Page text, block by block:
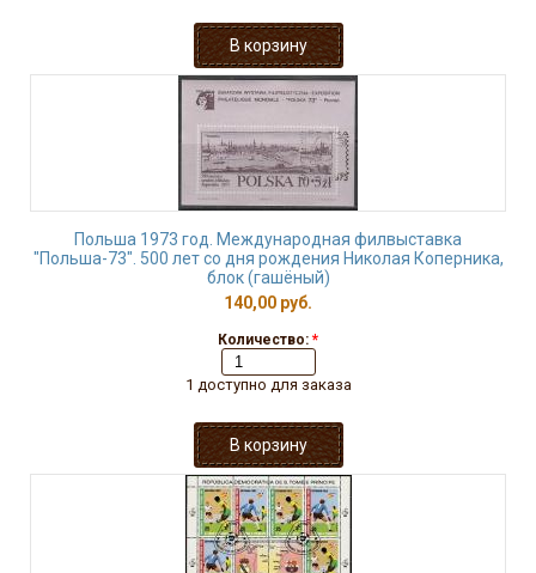
Польша 1973 год. Международная филвыставка
"Польша-73". 500 лет со дня рождения Николая Коперника,
блок (гашёный)
140,00 руб.
Количество: *
1 доступно для заказа